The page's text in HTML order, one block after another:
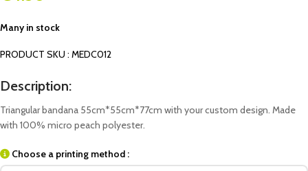
Many in stock
PRODUCT SKU : MEDC012
Description:
Triangular bandana 55cm*55cm*77cm with your custom design. Made
with 100% micro peach polyester.
Choose a printing method :